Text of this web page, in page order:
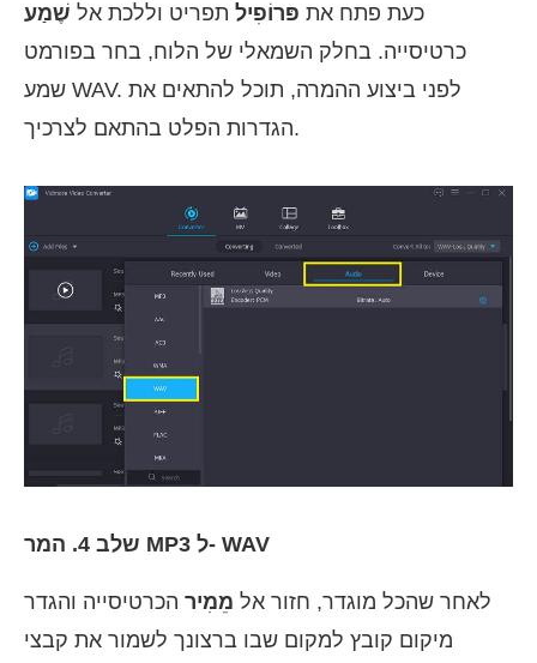
כעת פתח את פּרוֹפִיל תפריט וללכת אל שֶׁמַע
כרטיסייה. בחלק השמאלי של הלוח, בחר בפורמט
שמע WAV. לפני ביצוע ההמרה, תוכל להתאים את
הגדרות הפלט בהתאם לצרכיך.
שלב 4. המר MP3 ל- WAV
לאחר שהכל מוגדר, חזור אל מֵמִיר הכרטיסייה והגדר
מיקום קובץ למקום שבו ברצונך לשמור את קבצי